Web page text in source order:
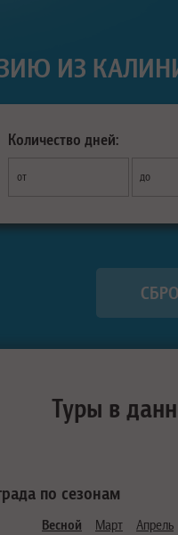
ИЗ
Количество дней:
от до
Туры в
по сезонам
Весной Март Апрель